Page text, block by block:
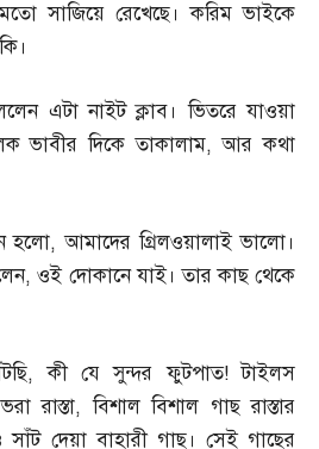
সাজিয়ে রেখেছে। করিম ভাইকে
এটা নাইট ক্লাব। ভিতরে যাওয়া
ভাবীর দিকে তাকালাম,আর কথা
হলো,আমাদের গ্রিলওয়ালাই ভালো।
,ওই দোকানে যাই। তার কাছ থেকে
,কী যে সুন্দর ফুটপাত!টাইলস
রাস্তা,বিশাল বিশাল গাছ রাস্তার
দেয়া বাহারী গাছ। সেই গাছের